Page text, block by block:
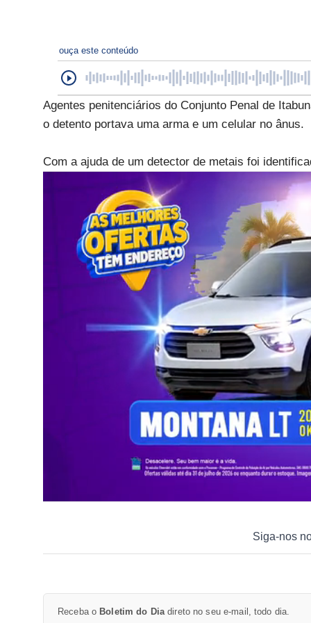
ouça este conteúdo
Agentes penitenciários do Conjunto Penal de
o detento portava uma arma e um celular no ânus.
Com a ajuda de um detector de metais foi
Siga-nos
Receba o Boletim do Diadireto no seu e-mail, todo dia.